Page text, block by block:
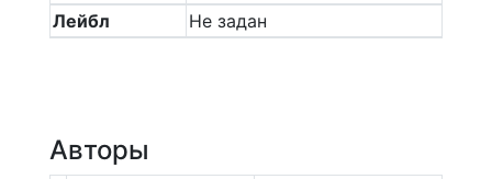
Лейбл
Не задан
Авторы